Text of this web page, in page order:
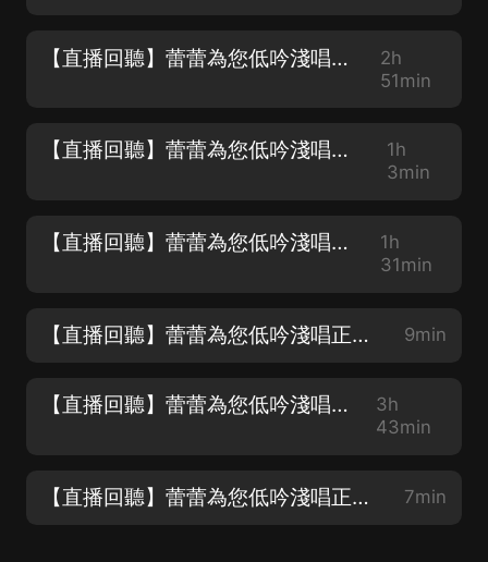
【直播回聽】蕾蕾為您低吟淺唱正在直播
2h
51min
【直播回聽】蕾蕾為您低吟淺唱正在直播
1h
3min
【直播回聽】蕾蕾為您低吟淺唱正在直播
1h
31min
【直播回聽】蕾蕾為您低吟淺唱正在直播 9min
【直播回聽】蕾蕾為您低吟淺唱正在直播
3h
43min
【直播回聽】蕾蕾為您低吟淺唱正在直播 7min